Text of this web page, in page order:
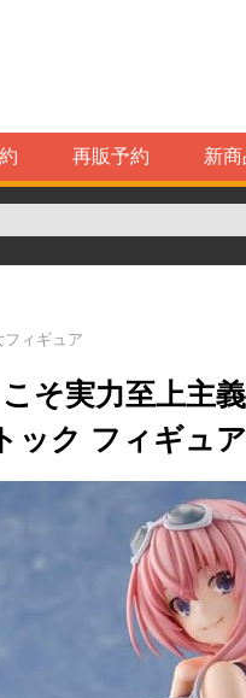
再販予約 新商
フィギュア
こそ実力至上主
ック フィギュア